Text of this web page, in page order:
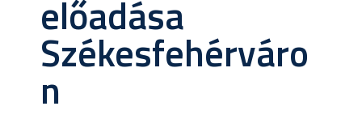
előadása
Székesfehérváro
n